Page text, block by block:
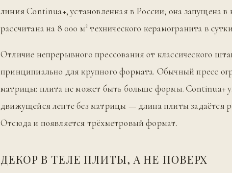
линия Continua+, установленная в России; она запущена в
рассчитана на 8 000 м² технического керамогранита в
Отличие непрерывного прессования от классического
принципиально для крупного формата. Обычный пресс
матрицы: плита не может быть больше формы. Continua+
движущейся ленте без матрицы — длина плиты задаётся
Отсюда и появляется трёхметровый формат.
ДЕКОР В ТЕЛЕ ПЛИТЫ, А НЕ ПОВЕРХ